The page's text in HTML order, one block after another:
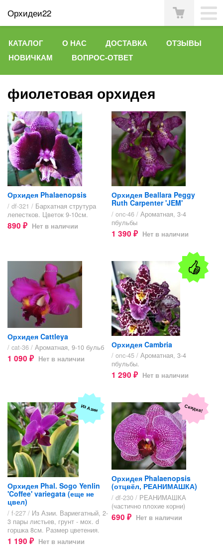
Орхидеи22
КАТАЛОГ О НАС ДОСТАВКА
ОТЗЫВЫ
НОВИЧКАМ
ВОПРОС-ОТВЕТ
фиолетовая орхидея
Орхидея Phalaenopsis
/ df-321 / Бархатная струтура
лепестков. Цветок 9-10см.
890 ₽ Нет в наличии
Орхидея Beallara Peggy
Ruth Carpenter 'JEM'
/ onc-46 / Ароматная, 3-4
пбульбы
1 390 ₽ Нет в наличии
Орхидея Cattleya
/ cat-36 / Ароматная, 9-10 бульб
1 090 ₽ Нет в наличии
Орхидея Cambria
/ onc-45 / Ароматная, 3-4
пбульбы.
1 290 ₽ Нет в наличии
Из Азии
Орхидея Phal. Sogo Yenlin
'Coffee' variegata (еще не
цвел)
/ f-227 / Из Азии. Вариегатный, 2-
3 пары листьев, грунт - мох. d
горшка 8см. Размер цветения.
1 190 ₽ Нет в наличии
Скидка!
Орхидея Phalaenopsis
(отцвёл, РЕАНИМАШКА)
/ df-230 / РЕАНИМАШКА
(частично плохие корни)
690 ₽ Нет в наличии